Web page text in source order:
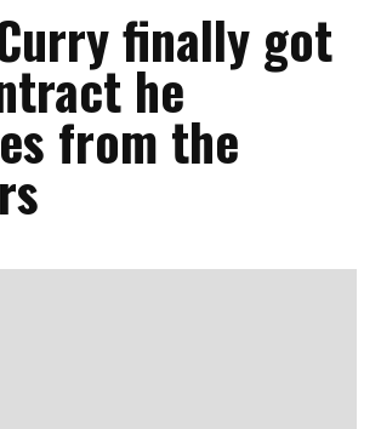
finally got
he
from the